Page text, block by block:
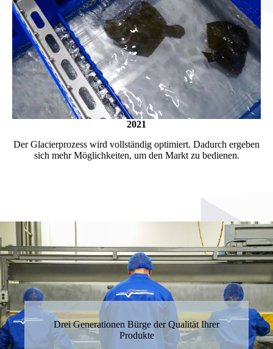
2021
Der Glacierprozess wird vollständig optimiert. Dadurch ergeben
sich mehr Möglichkeiten, um den Markt zu bedienen.
Drei Generationen Bürge der Qualität Ihrer
Produkte